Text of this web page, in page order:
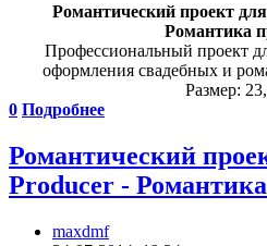
Романтический проект
Романтика
Профессиональный проект
оформления свадебных и
Размер:
0 Подробнее
Романтический
Producer -
maxdmf